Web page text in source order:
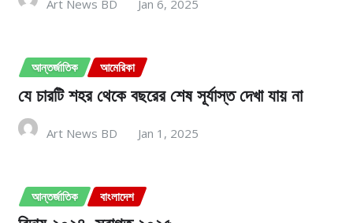
Art News BD Jan 6, 2025
আন্তর্জাতিক আমেরিকা
যে চারটি শহর থেকে বছরের শেষ সূর্যাস্ত দেখা যায় না
Art News BD Jan 1, 2025
আন্তর্জাতিক বাংলাদেশ